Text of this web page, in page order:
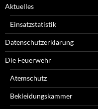
Aktuelles
Einsatzstatistik
Datenschutzerklärung
Die Feuerwehr
Atemschutz
Bekleidungskammer